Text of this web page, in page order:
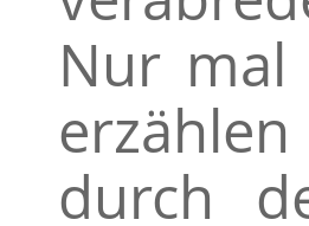
Nur mal
durch